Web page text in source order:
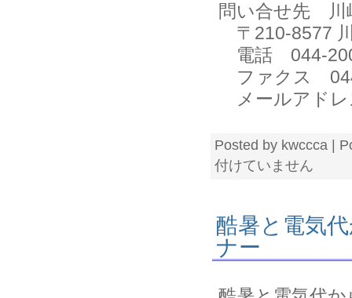
問い合せ先 川
〒210-8577
電話 044-
ファクス
メールアドレ
Posted by kwccca |
付けていません
酷暑と電気
ナー